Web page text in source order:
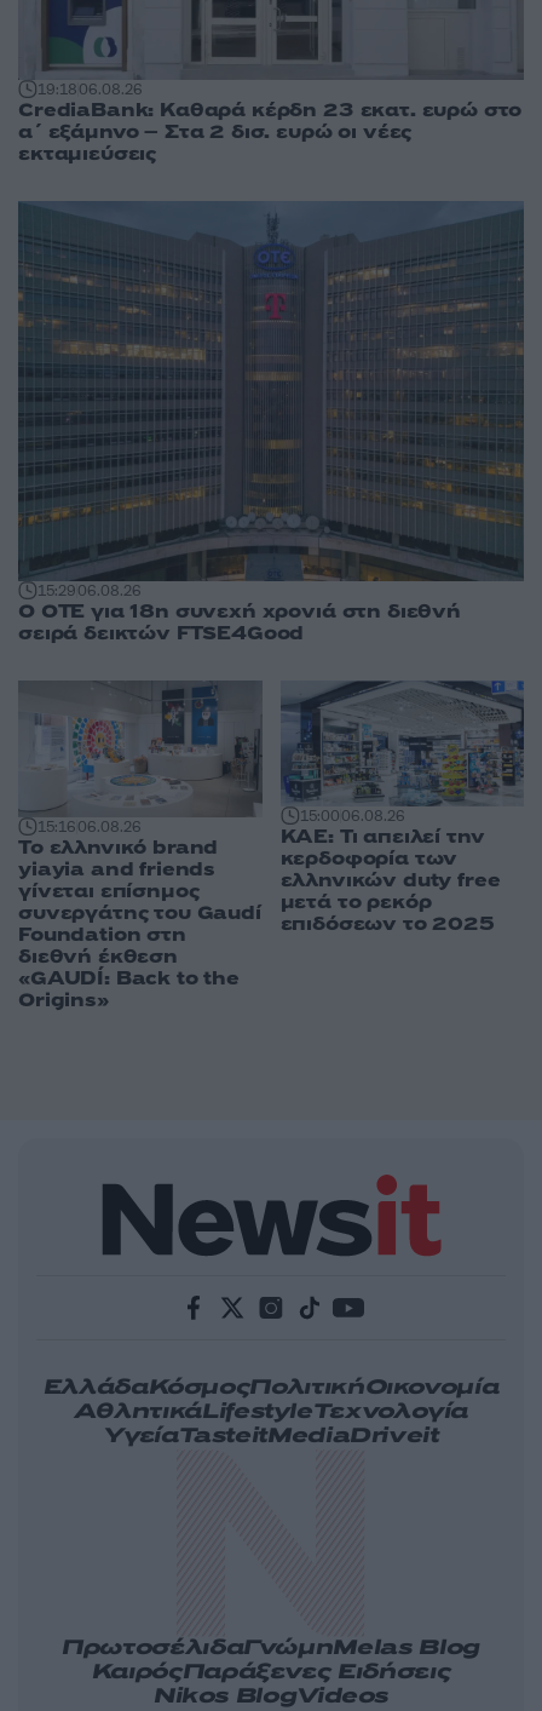
19:1806.08.26
CrediaBank: Καθαρά κέρδη 23 εκατ. ευρώ στο
α΄ εξάμηνο – Στα 2 δισ. ευρώ οι νέες
εκταμιεύσεις
15:2906.08.26
Ο ΟΤΕ για 18η συνεχή χρονιά στη διεθνή
σειρά δεικτών FTSE4Good
15:1606.08.26
Το ελληνικό brand
yiayia and friends
γίνεται επίσημος
συνεργάτης του Gaudí
Foundation στη
διεθνή έκθεση
«GAUDÍ: Back to the
Origins»
15:0006.08.26
ΚΑΕ: Τι απειλεί την
κερδοφορία των
ελληνικών duty free
μετά το ρεκόρ
επιδόσεων το 2025
ΕλλάδαΚόσμοςΠολιτικήΟικονομία
ΑθλητικάLifestyleΤεχνολογία
ΥγείαTasteitMediaDriveit
ΠρωτοσέλιδαΓνώμηMelas Blog
ΚαιρόςΠαράξενες Ειδήσεις
Nikos BlogVideos